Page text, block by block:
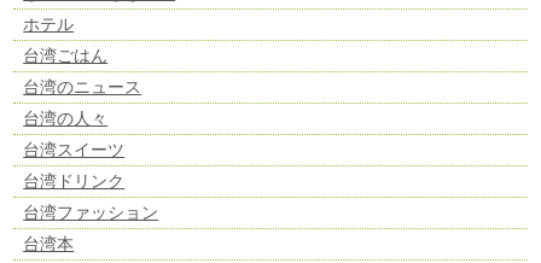
ホテル
台湾ごはん
台湾のニュース
台湾の人々
台湾スイーツ
台湾ドリンク
台湾ファッション
台湾本